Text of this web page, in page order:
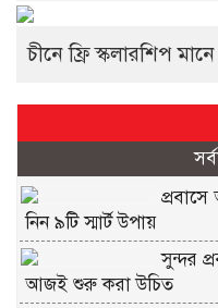
চীনে ফ্রি স্কলারশিপ
নিন ৯টি স্মার্ট উপায়
সুন্দর
আজই শুরু করা উচিত